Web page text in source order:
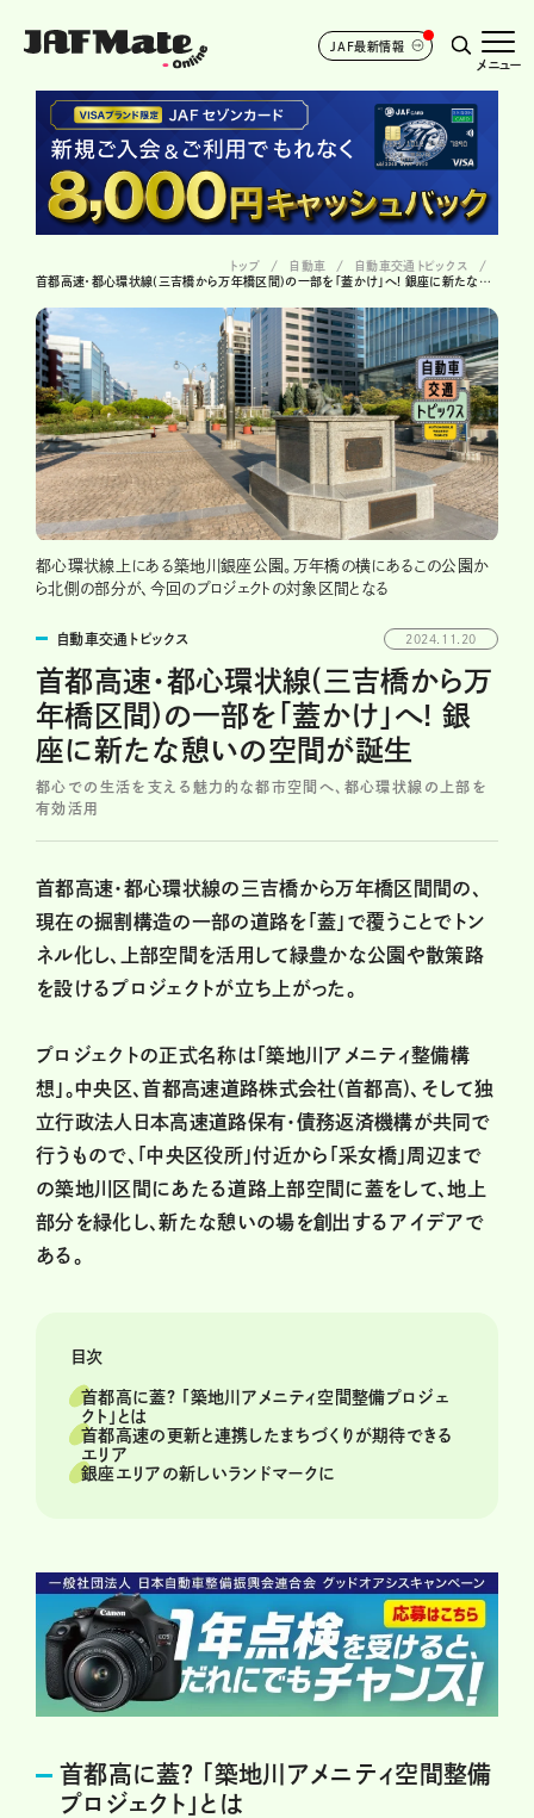
JAF最新情報
メニュー
トップ 自動車
自動車交通トピックス
首都高速・都心環状線(三吉橋から万年橋区間)の一部を「蓋かけ」へ! 銀座に新たな憩いの空間が誕生
都心環状線上にある築地川銀座公園。万年橋の横にあるこの公園か
ら北側の部分が、今回のプロジェクトの対象区間となる
自動車交通トピックス 2024.11.20
首都高速・都心環状線(三吉橋から万
年橋区間)の一部を「蓋かけ」へ! 銀
座に新たな憩いの空間が誕生
都心での生活を支える魅力的な都市空間へ、都心環状線の上部を
有効活用
首都高速・都心環状線の三吉橋から万年橋区間間の、
現在の掘割構造の一部の道路を「蓋」で覆うことでトン
ネル化し、上部空間を活用して緑豊かな公園や散策路
を設けるプロジェクトが立ち上がった。
プロジェクトの正式名称は「築地川アメニティ整備構
想」。中央区、首都高速道路株式会社(首都高)、そして独
立行政法人日本高速道路保有・債務返済機構が共同で
行うもので、「中央区役所」付近から「采女橋」周辺まで
の築地川区間にあたる道路上部空間に蓋をして、地上
部分を緑化し、新たな憩いの場を創出するアイデアで
ある。
目次
首都高に蓋? 「築地川アメニティ空間整備プロジェ
クト」とは
首都高速の更新と連携したまちづくりが期待できる
エリア
銀座エリアの新しいランドマークに
首都高に蓋? 「築地川アメニティ空間整備
プロジェクト」とは